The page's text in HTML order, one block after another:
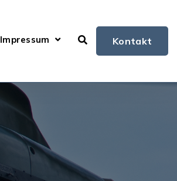
Open submenu for
Impressum Kontakt